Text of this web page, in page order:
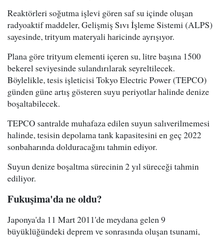
Reaktörleri soğutma işlevi gören saf su içinde oluşan
radyoaktif maddeler, Gelişmiş Sıvı İşleme Sistemi (ALPS)
sayesinde, trityum materyali haricinde ayrışıyor.
Plana göre trityum elementi içeren su, litre başına 1500
bekerel seviyesinde sulandırılarak seyreltilecek.
Böylelikle, tesis işleticisi Tokyo Electric Power (TEPCO)
günden güne artış gösteren suyu periyotlar halinde denize
boşaltabilecek.
TEPCO santralde muhafaza edilen suyun salıverilmemesi
halinde, tesisin depolama tank kapasitesini en geç 2022
sonbaharında dolduracağını tahmin ediyor.
Suyun denize boşaltma sürecinin 2 yıl süreceği tahmin
ediliyor.
Fukuşima'da ne oldu?
Japonya'da 11 Mart 2011'de meydana gelen 9
büyüklüğündeki deprem ve sonrasında oluşan tsunami,